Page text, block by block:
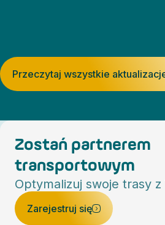
Przeczytaj wszystkie
Zostań partnerem
transportowym
Optymalizuj swoje trasy
Zarejestruj się